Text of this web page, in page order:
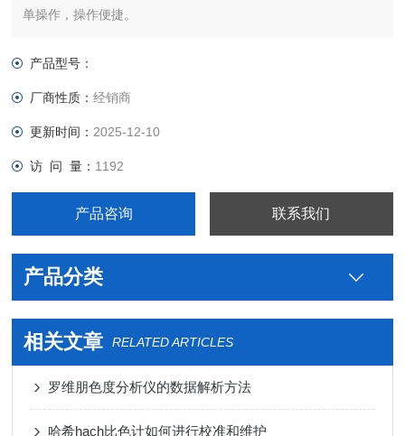
单操作，操作便捷。
产品型号：
厂商性质：经销商
更新时间： 2025-12-10
访 问 量： 1192
产品咨询 联系我们
产品分类
相关文章 RELATED ARTICLES
罗维朋色度分析仪的数据解析方法
哈希hach比色计如何进行校准和维护